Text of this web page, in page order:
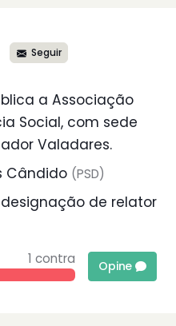
Seguir
a Associação
Social, com sede
Valadares.
Cândido (PSD)
de relator
1 contra Opine